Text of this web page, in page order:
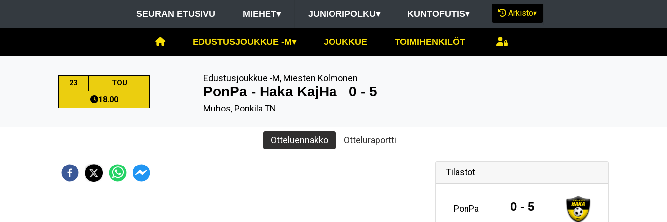
SEURAN ETUSIVU MIEHET▾ JUNIORIPOLKU▾ KUNTOFUTIS▾ Arkisto▾
EDUSTUSJOUKKUE -M▾ JOUKKUE TOIMIHENKILÖT
23 TOU
18.00
Edustusjoukkue -M, Miesten Kolmonen
PonPa - Haka KajHa 0 - 5
Muhos, Ponkila TN
Otteluennakko Otteluraportti
Tilastot
PonPa 0 - 5